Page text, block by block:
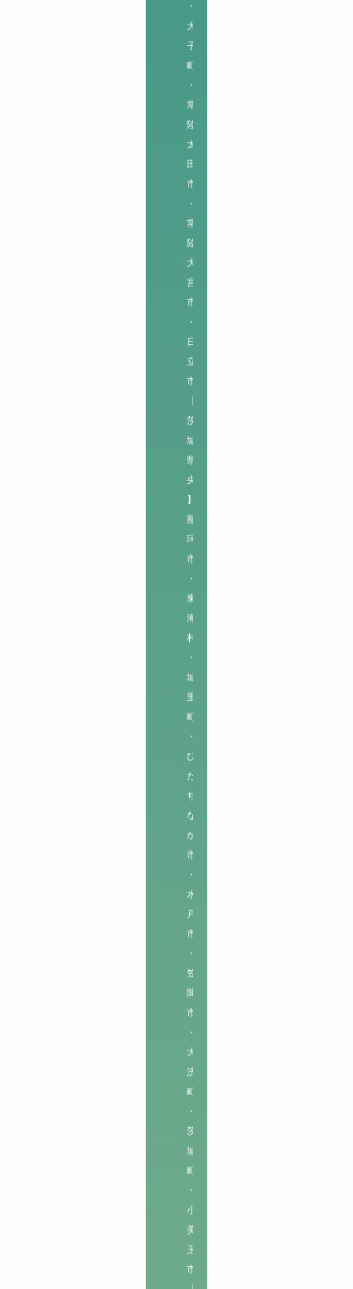
・
大
子
町
・
常
陸
太
田
市
・
常
陸
大
宮
市
・
日
立
市
茨
城
県
央
】
那
珂
市
・
東
海
村
・
城
里
町
・
ひ
た
ち
な
か
市
・
水
戸
市
・
笠
間
市
・
大
洗
町
・
茨
城
町
・
小
美
玉
市